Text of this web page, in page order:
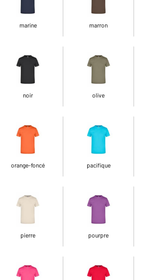
marine marron
noir olive
orange-foncé pacifique
pierre pourpre